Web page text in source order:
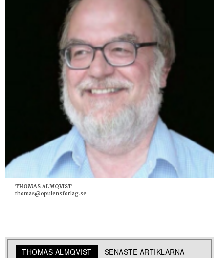
THOMAS ALMQVIST
thomas@opulensforlag.se
THOMAS ALMQVIST SENASTE ARTIKLARNA